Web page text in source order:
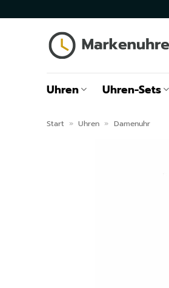
Uhren Uhren-Sets
Start » Uhren » Damenuhr